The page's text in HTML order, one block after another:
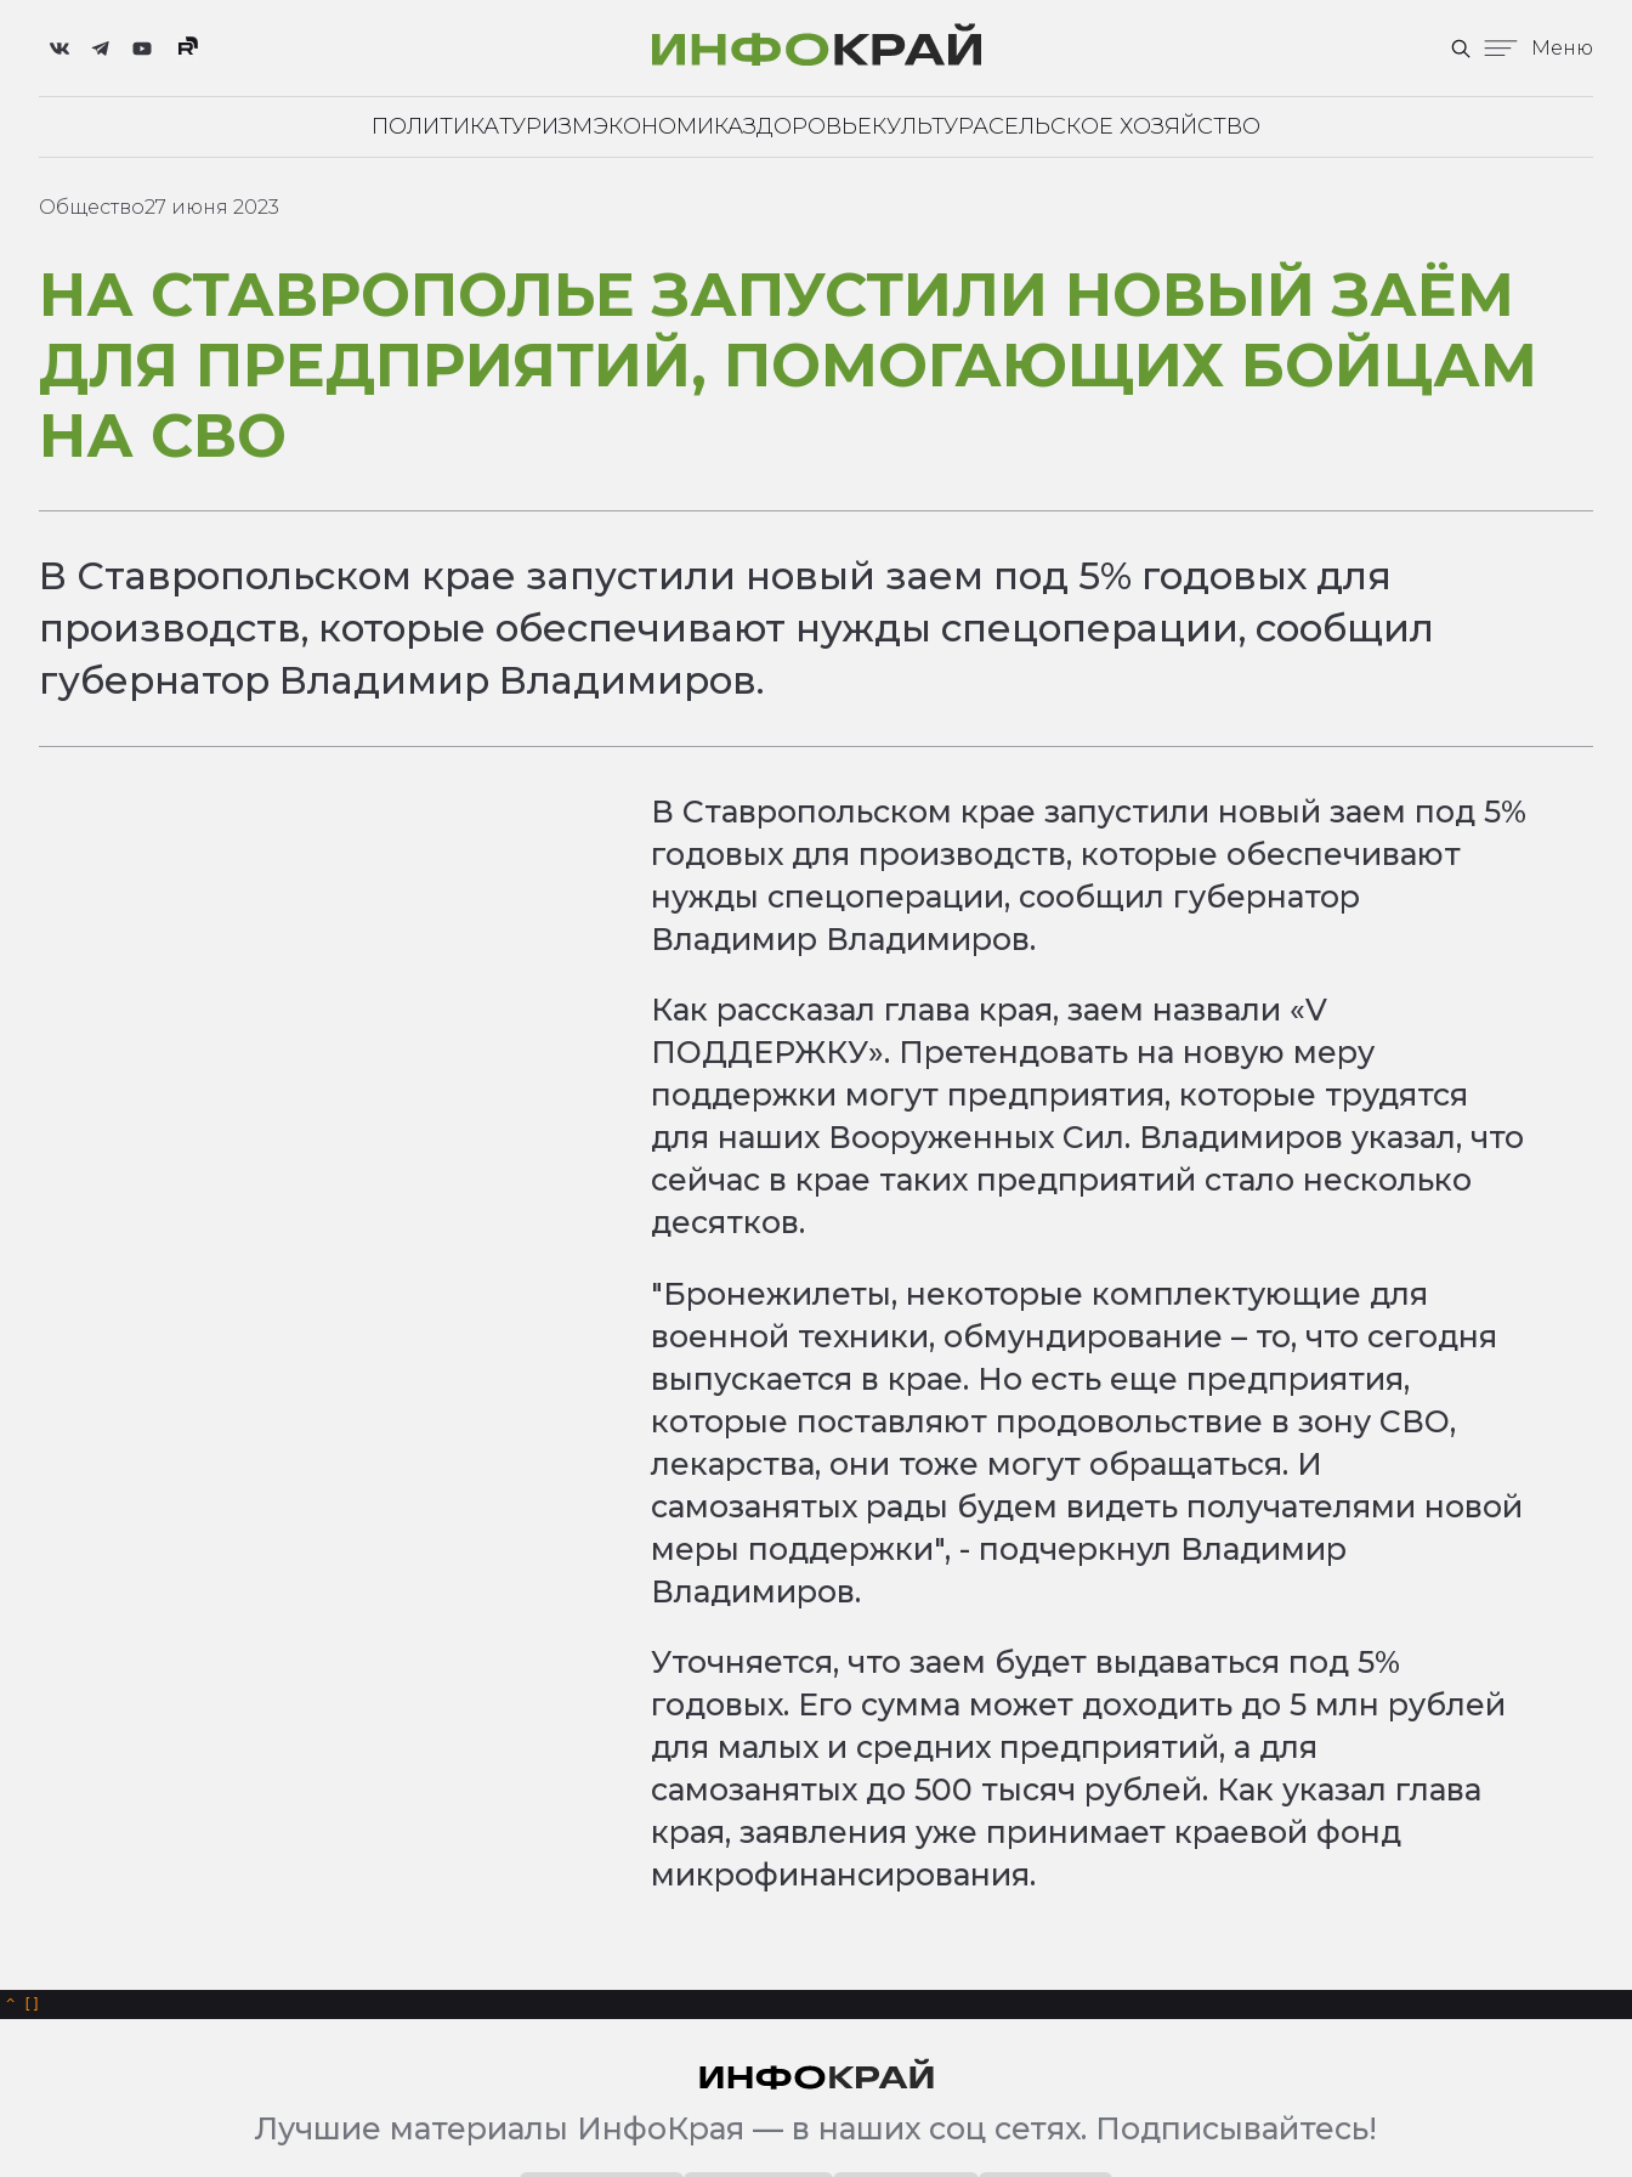
Меню
ПОЛИТИКАТУРИЗМЭКОНОМИКАЗДОРОВЬЕКУЛЬТУРАСЕЛЬСКОЕ ХОЗЯЙСТВО
Общество27 июня 2023
НА СТАВРОПОЛЬЕ ЗАПУСТИЛИ НОВЫЙ ЗАЁМ
ДЛЯ ПРЕДПРИЯТИЙ, ПОМОГАЮЩИХ БОЙЦАМ
НА СВО
В Ставропольском крае запустили новый заем под 5% годовых для
производств, которые обеспечивают нужды спецоперации, сообщил
губернатор Владимир Владимиров.
В Ставропольском крае запустили новый заем под 5%
годовых для производств, которые обеспечивают
нужды спецоперации, сообщил губернатор
Владимир Владимиров.
Как рассказал глава края, заем назвали «V
ПОДДЕРЖКУ». Претендовать на новую меру
поддержки могут предприятия, которые трудятся
для наших Вооруженных Сил. Владимиров указал, что
сейчас в крае таких предприятий стало несколько
десятков.
"Бронежилеты, некоторые комплектующие для
военной техники, обмундирование – то, что сегодня
выпускается в крае. Но есть еще предприятия,
которые поставляют продовольствие в зону СВО,
лекарства, они тоже могут обращаться. И
самозанятых рады будем видеть получателями новой
меры поддержки", - подчеркнул Владимир
Владимиров.
Уточняется, что заем будет выдаваться под 5%
годовых. Его сумма может доходить до 5 млн рублей
для малых и средних предприятий, а для
самозанятых до 500 тысяч рублей. Как указал глава
края, заявления уже принимает краевой фонд
микрофинансирования.
^
Лучшие материалы ИнфоКрая — в наших соц сетях. Подписывайтесь!